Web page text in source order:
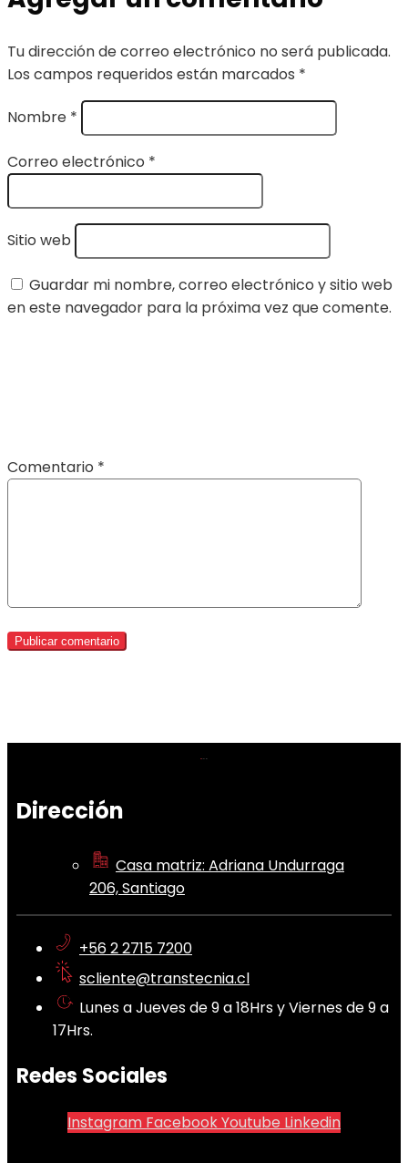
Tu dirección de correo electrónico no será publicada.
Los campos requeridos están marcados *
Nombre *
Correo electrónico *
Sitio web
Guardar mi nombre, correo electrónico y sitio web
en este navegador para la próxima vez que comente.
Comentario *
Dirección
Casa matriz: Adriana Undurraga
206, Santiago
+56 2 2715 7200
scliente@transtecnia.cl
Lunes a Jueves de 9 a 18Hrs y Viernes de 9 a
17Hrs.
Redes Sociales
Instagram FacebookYoutube Linkedin